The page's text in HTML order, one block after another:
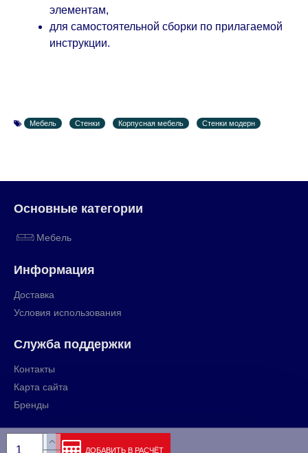
ДОБАВИТЬ В РАСЧЁТ
элементам,
для самостоятельной сборки по прилагаемой
инструкции.
Мебель Стенки Корпусная мебель Стенки модерн
Основные категории
Мебель
Информация
Доставка
Условия использования
Служба поддержки
Контакты
Карта сайта
Бренды